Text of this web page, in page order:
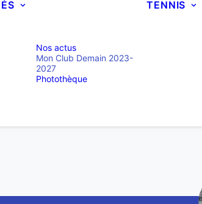
Nos actus
Mon Club Demain 2023-
2027
Photothèque
TENNIS